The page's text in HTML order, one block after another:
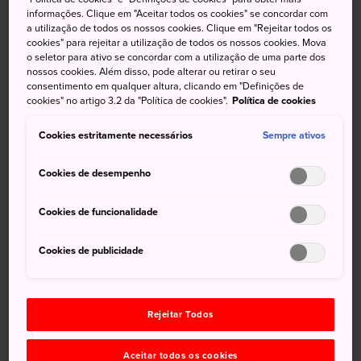
jardim de passeio, a pedido do quinto xogum do Japão,
Tokugawa Tsunayoshi (1646-1709). A área pacata retrata 88
paisagens que ficam em Kishu Wakanoura e inspiradas em
poemas japoneses, além de oferecer belas vistas de todos
os ângulos. Relaxe em uma das três casas de chá, de onde
se vê o lago central, e esqueça por um momento que
Atravesse a Ponte Togetsukyo, uma ponte de
pedra que descansa apoiada em duas grandes
Visite o jardim à noite, durante a temporada
informações. Clique em "Aceitar todos os cookies" se concordar com
a utilização de todos os nossos cookies. Clique em "Rejeitar todos os
cookies" para rejeitar a utilização de todos os nossos cookies. Mova
o seletor para ativo se concordar com a utilização de uma parte dos
nossos cookies. Além disso, pode alterar ou retirar o seu
consentimento em qualquer altura, clicando em "Definições de
cookies" no artigo 3.2 da "Política de cookies". Política de cookies
Cookies estritamente necessários Sempre ativos
Cookies de desempenho
Cookies de funcionalidade
Cookies de publicidade
Rejeitar Todos
Aceitar todos os cookies